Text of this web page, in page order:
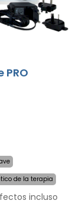
de la terapia
incluso